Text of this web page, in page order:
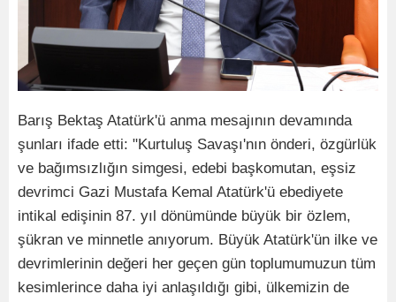
Barış Bektaş Atatürk'ü anma mesajının devamında
şunları ifade etti: "Kurtuluş Savaşı'nın önderi, özgürlük
ve bağımsızlığın simgesi, edebi başkomutan, eşsiz
devrimci Gazi Mustafa Kemal Atatürk'ü ebediyete
intikal edişinin 87. yıl dönümünde büyük bir özlem,
şükran ve minnetle anıyorum. Büyük Atatürk'ün ilke ve
devrimlerinin değeri her geçen gün toplumumuzun tüm
kesimlerince daha iyi anlaşıldığı gibi, ülkemizin de